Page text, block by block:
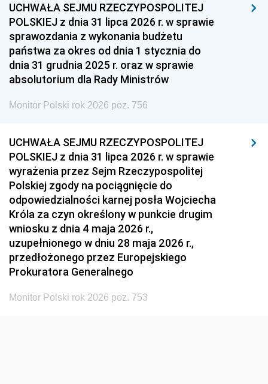
1939 1938 1937
1936 1930
UCHWAŁA SEJMU RZECZYPOSPOLITEJ
POLSKIEJ z dnia 31 lipca 2026 r. w sprawie
sprawozdania z wykonania budżetu
państwa za okres od dnia 1 stycznia do
dnia 31 grudnia 2025 r. oraz w sprawie
absolutorium dla Rady Ministrów
Monitor Polski rok 2026 poz. 756
UCHWAŁA SEJMU RZECZYPOSPOLITEJ
POLSKIEJ z dnia 31 lipca 2026 r. w sprawie
wyrażenia przez Sejm Rzeczypospolitej
Polskiej zgody na pociągnięcie do
odpowiedzialności karnej posła Wojciecha
Króla za czyn określony w punkcie drugim
wniosku z dnia 4 maja 2026 r.,
uzupełnionego w dniu 28 maja 2026 r.,
przedłożonego przez Europejskiego
Prokuratora Generalnego
Monitor Polski rok 2026 poz. 753